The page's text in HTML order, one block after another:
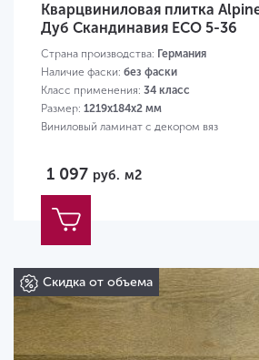
Кварцвиниловая плитка
Дуб Скандинавия ЕСО 5-36
Страна производства: Германия
Наличие фаски: без фаски
Класс применения: 34 класс
Размер: 1219х184х2 мм
Виниловый ламинат с декором вяз
1 097 руб. м2
Скидка от объема